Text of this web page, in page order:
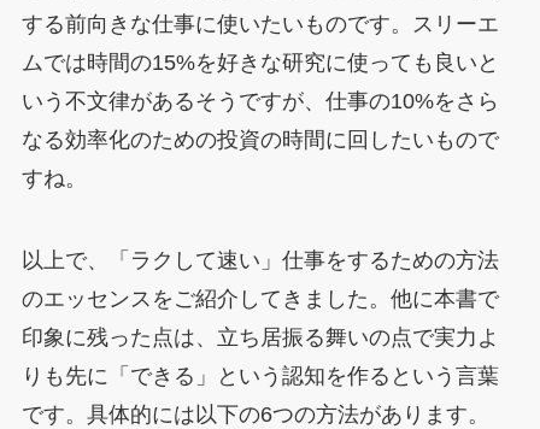
する前向きな仕事に使いたいものです。スリーエ
ムでは時間の15%を好きな研究に使っても良いと
いう不文律があるそうですが、仕事の10%をさら
なる効率化のための投資の時間に回したいもので
すね。
以上で、「ラクして速い」仕事をするための方法
のエッセンスをご紹介してきました。他に本書で
印象に残った点は、立ち居振る舞いの点で実力よ
りも先に「できる」という認知を作るという言葉
です。具体的には以下の6つの方法があります。